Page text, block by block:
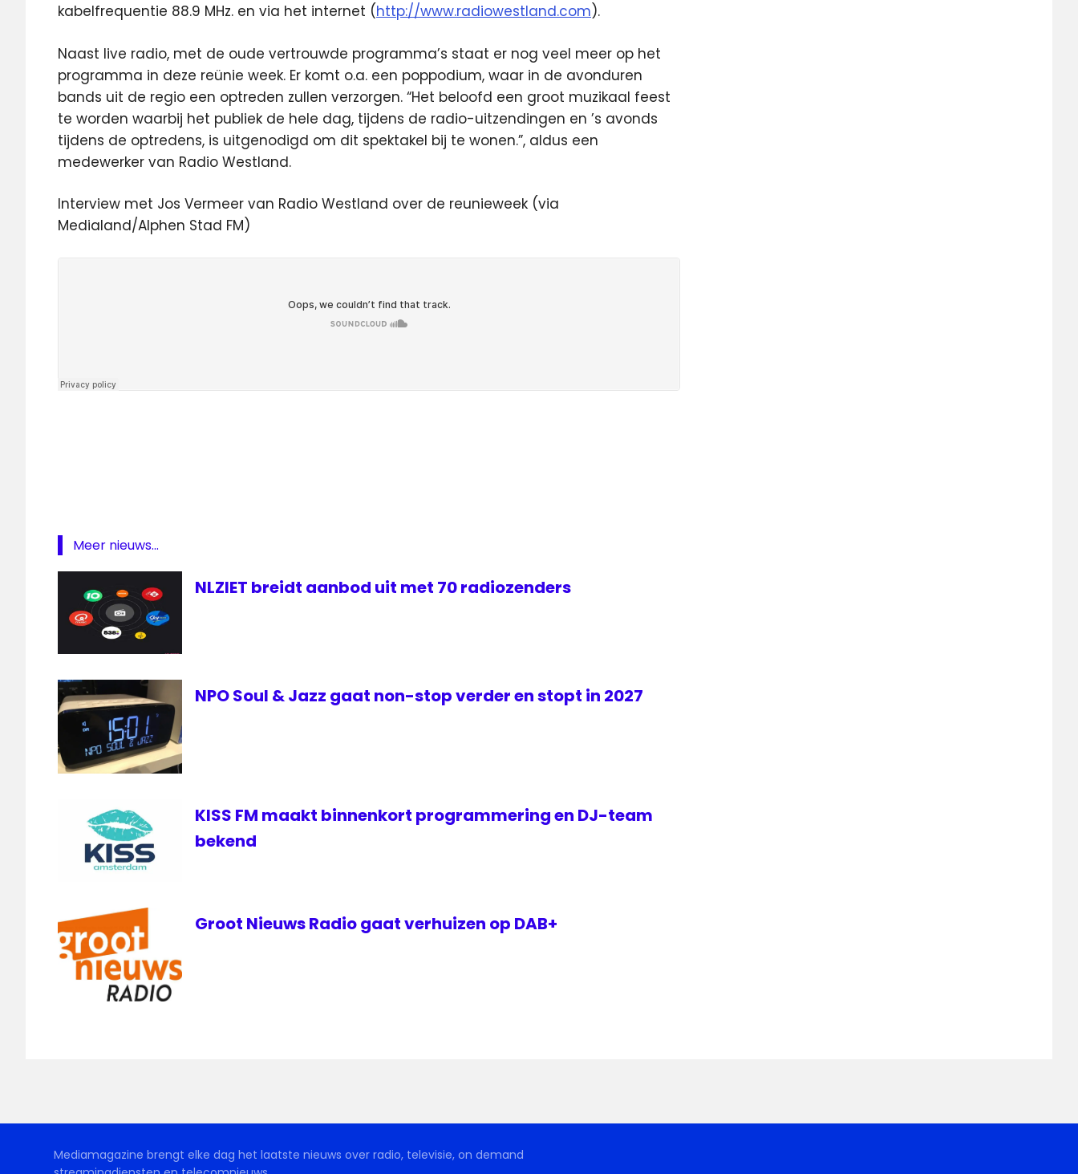
kabelfrequentie 88.9 MHz. en via het internet (http://www.radiowestland.com).
Naast live radio, met de oude vertrouwde programma’s staat er nog veel meer op het
programma in deze reünie week. Er komt o.a. een poppodium, waar in de avonduren
bands uit de regio een optreden zullen verzorgen. “Het beloofd een groot muzikaal feest
te worden waarbij het publiek de hele dag, tijdens de radio-uitzendingen en ’s avonds
tijdens de optredens, is uitgenodigd om dit spektakel bij te wonen.”, aldus een
medewerker van Radio Westland.
Interview met Jos Vermeer van Radio Westland over de reunieweek (via
Medialand/Alphen Stad FM)
Reunieweek
Westland
Meer nieuws...
NLZIET breidt aanbod uit met 70 radiozenders
NPO Soul & Jazz gaat non-stop verder en stopt in 2027
KISS FM maakt binnenkort programmering en DJ-team
bekend
Groot Nieuws Radio gaat verhuizen op DAB+
Mediamagazine brengt elke dag het laatste nieuws over radio, televisie, on demand